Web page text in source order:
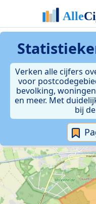
Verken alle cijfers
voor
bevolking,
en meer. Met
bij